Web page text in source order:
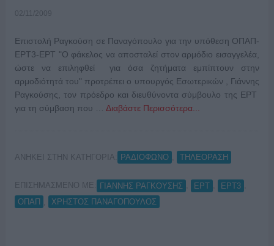
02/11/2009
Επιστολή Ραγκούση σε Παναγόπουλο για την υπόθεση ΟΠΑΠ-
ΕΡΤ3-ΕΡΤ "Ο φάκελος να αποσταλεί στον αρμόδιο εισαγγελέα,
ώστε να επιληφθεί για όσα ζητήματα εμπίπτουν στην
αρμοδιότητά του" προτρέπει ο υπουργός Εσωτερικών , Γιάννης
Ραγκούσης, τον πρόεδρο και διευθύνοντα σύμβουλο της ΕΡΤ
για τη σύμβαση που … Διαβάστε Περισσότερα...
ΑΝΗΚΕΙ ΣΤΗΝ ΚΑΤΗΓΟΡΙΑ: ΡΑΔΙΟΦΩΝΟ ΤΗΛΕΟΡΑΣΗ
ΕΠΙΣΗΜΑΣΜΕΝΟ ΜΕ: ΓΙΑΝΝΗΣ ΡΑΓΚΟΥΣΗΣ ΕΡΤ ΕΡΤ3
ΟΠΑΠ
ΧΡΗΣΤΟΣ ΠΑΝΑΓΟΠΟΥΛΟΣ